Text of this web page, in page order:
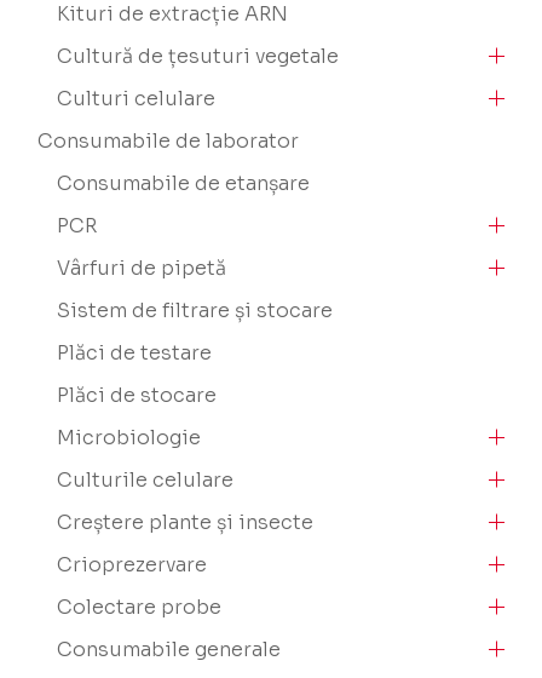
Kituri de extracție ARN
Cultură de țesuturi vegetale
Culturi celulare
Consumabile de laborator
Consumabile de etanșare
PCR
Vârfuri de pipetă
Sistem de filtrare și stocare
Plăci de testare
Plăci de stocare
Microbiologie
Culturile celulare
Creștere plante și insecte
Crioprezervare
Colectare probe
Consumabile generale